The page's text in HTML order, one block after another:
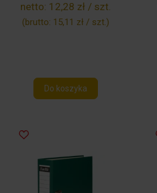
netto: 12,28 zł / szt.
(brutto: 15,11 zł / szt.)
Do koszyka